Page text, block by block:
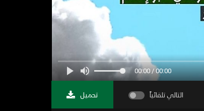
00:00 / 00:00
التالي تلقائياً تحميل